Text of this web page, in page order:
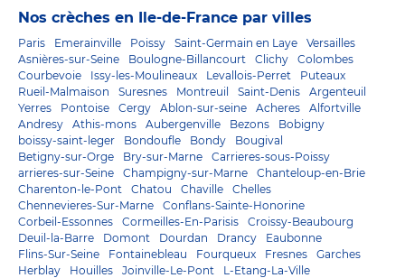
Nos crèches en Ile-de-France par villes
Paris Emerainville Poissy Saint-Germain en Laye
Versailles
Asnières-sur-Seine
Boulogne-Billancourt Clichy
Colombes
Courbevoie
Issy-les-Moulineaux Levallois-Perret
Puteaux
Rueil-Malmaison
Suresnes Montreuil Saint-Denis
Argenteuil
Yerres
Pontoise Cergy Ablon-sur-seine Acheres
Alfortville
Andresy
Athis-mons Aubergenville Bezons
Bobigny
boissy-saint-leger
Bondoufle Bondy
Bougival
Betigny-sur-Orge
Bry-sur-Marne
Carrieres-sous-Poissy
arrieres-sur-Seine
Champigny-sur-Marne
Chanteloup-en-Brie
Charenton-le-Pont
Chatou Chaville
Chelles
Chennevieres-Sur-Marne
Conflans-Sainte-Honorine
Corbeil-Essonnes
Cormeilles-En-Parisis
Croissy-Beaubourg
Deuil-la-Barre
Domont Dourdan Drancy
Eaubonne
Flins-Sur-Seine
Fontainebleau Fourqueux Fresnes
Garches
Herblay
Houilles Joinville-Le-Pont
L-Etang-La-Ville